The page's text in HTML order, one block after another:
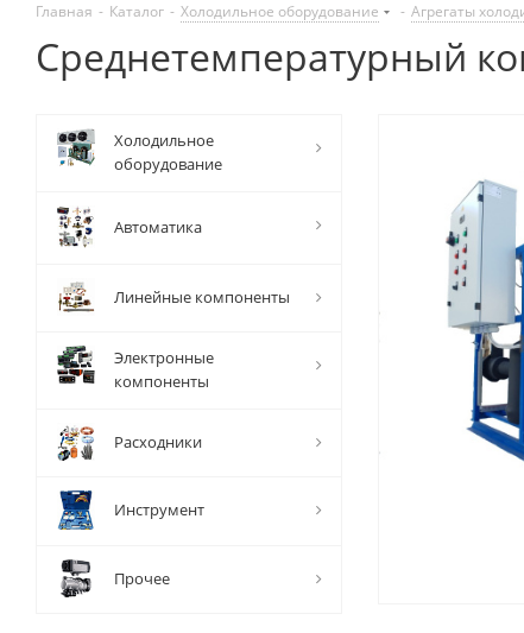
Главная - Каталог - Холодильное оборудование - Агрегаты
Среднетемпературный
Холодильное
оборудование
Автоматика
Линейные компоненты
Электронные
компоненты
Расходники
Инструмент
Прочее